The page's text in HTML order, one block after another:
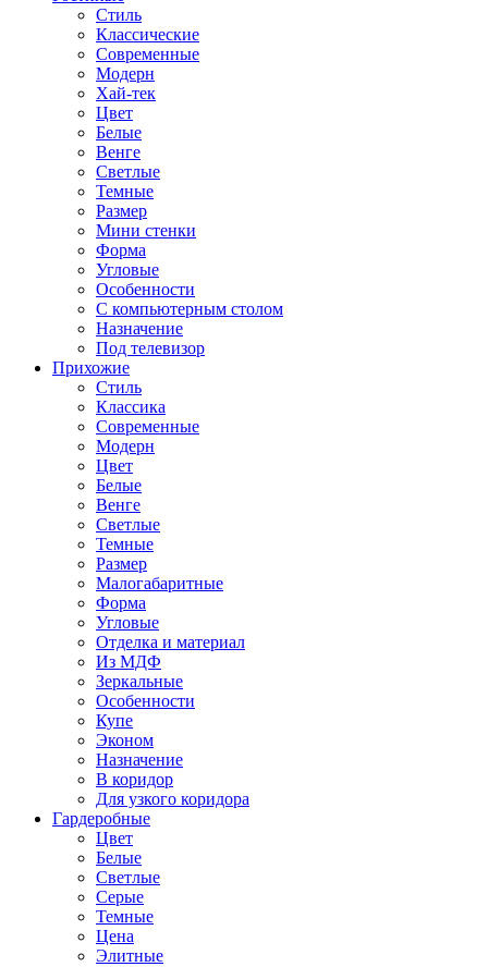
Стиль
Классические
Современные
Модерн
Хай-тек
Цвет
Белые
Венге
Светлые
Темные
Размер
Мини стенки
Форма
Угловые
Особенности
С компьютерным столом
Назначение
Под телевизор
Прихожие
Стиль
Классика
Современные
Модерн
Цвет
Белые
Венге
Светлые
Темные
Размер
Малогабаритные
Форма
Угловые
Отделка и материал
Из МДФ
Зеркальные
Особенности
Купе
Эконом
Назначение
В коридор
Для узкого коридора
Гардеробные
Цвет
Белые
Светлые
Серые
Темные
Цена
Элитные